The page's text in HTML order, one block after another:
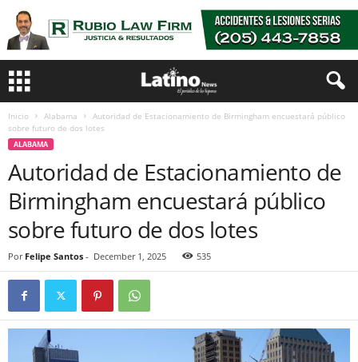
Inicio Alabama
Autoridad de Estacionamiento de Birmingham encuestará público
sobre futuro de dos lotes
ALABAMA
Autoridad de Estacionamiento de
Birmingham encuestará público
sobre futuro de dos lotes
Por Felipe Santos - December 1, 2025 535